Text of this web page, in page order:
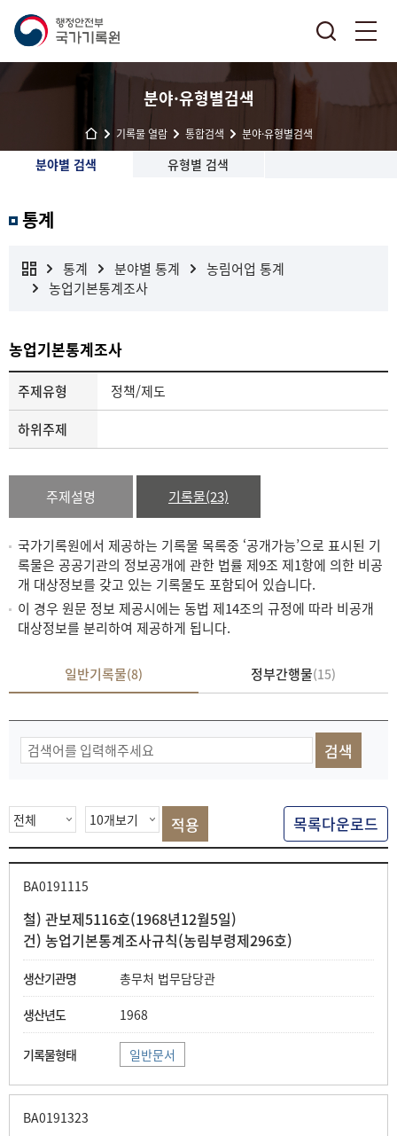
분야·유형별검색
기록물 열람 통합검색 분야·유형별검색
분야별 검색 유형별 검색
통계
통계 분야별 통계
농림어업 통계
농업기본통계조사
농업기본통계조사
주제유형
정책/제도
하위주제
주제설명 기록물(23)
국가기록원에서 제공하는 기록물 목록중 ‘공개가능’으로 표시된 기
록물은 공공기관의 정보공개에 관한 법률 제9조 제1항에 의한 비공
개 대상정보를 갖고 있는 기록물도 포함되어 있습니다.
이 경우 원문 정보 제공시에는 동법 제14조의 규정에 따라 비공개
대상정보를 분리하여 제공하게 됩니다.
일반기록물(8) 정부간행물(15)
물
색
목록다운로드
BA0191115
철) 관보제5116호(1968년12월5일)
건) 농업기본통계조사규칙(농림부령제296호)
총무처 법무담당관
1968
일반문서
BA0191323